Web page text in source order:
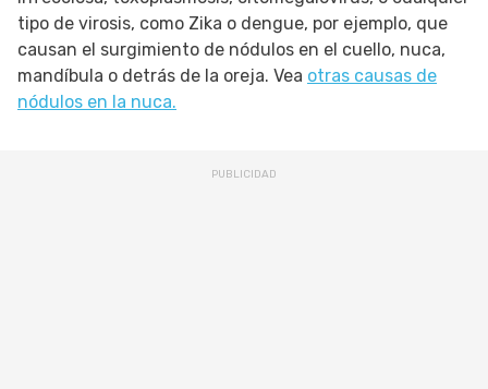
tipo de virosis, como Zika o dengue, por ejemplo, que
causan el surgimiento de nódulos en el cuello, nuca,
mandíbula o detrás de la oreja. Vea otras causas de
nódulos en la nuca.